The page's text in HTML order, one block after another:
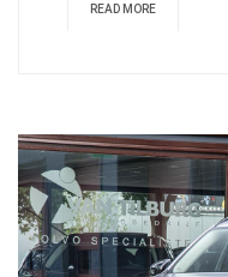
READ MORE